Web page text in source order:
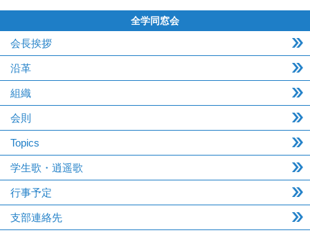
全学同窓会
会長挨拶
沿革
組織
会則
Topics
学生歌・逍遥歌
行事予定
支部連絡先